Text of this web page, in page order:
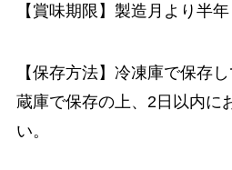
【賞味期限】製造月より半年
【保存方法】冷凍庫で保存
蔵庫で保存の上、2日以内に
い。